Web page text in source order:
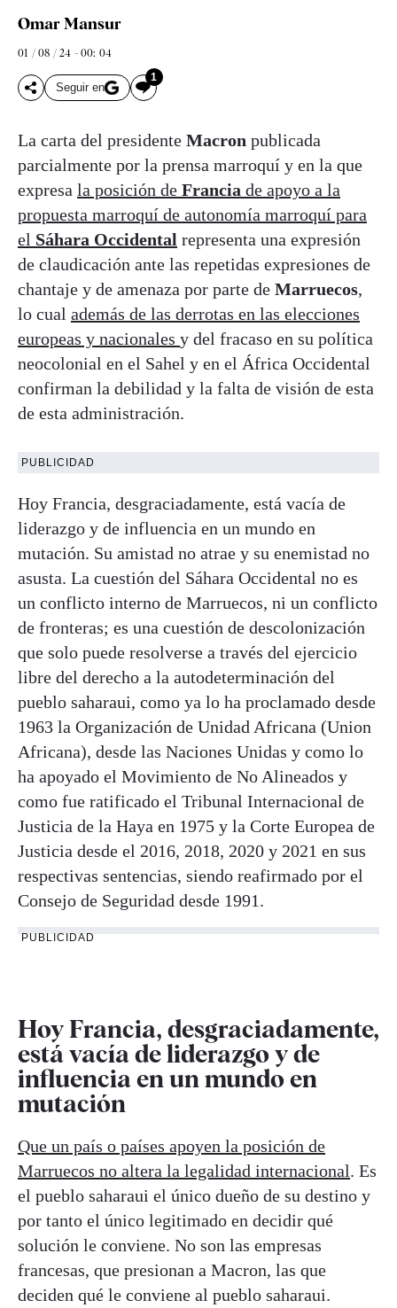
Omar Mansur
01 / 08 / 24 - 00: 04
Seguir en
1
La carta del presidente Macron publicada
parcialmente por la prensa marroquí y en la que
expresa la posición de Francia de apoyo a la
propuesta marroquí de autonomía marroquí para
el Sáhara Occidental representa una expresión
de claudicación ante las repetidas expresiones de
chantaje y de amenaza por parte de Marruecos,
lo cual además de las derrotas en las elecciones
europeas y nacionales y del fracaso en su política
neocolonial en el Sahel y en el África Occidental
confirman la debilidad y la falta de visión de esta
de esta administración.
PUBLICIDAD
Hoy Francia, desgraciadamente, está vacía de
liderazgo y de influencia en un mundo en
mutación. Su amistad no atrae y su enemistad no
asusta. La cuestión del Sáhara Occidental no es
un conflicto interno de Marruecos, ni un conflicto
de fronteras; es una cuestión de descolonización
que solo puede resolverse a través del ejercicio
libre del derecho a la autodeterminación del
pueblo saharaui, como ya lo ha proclamado desde
1963 la Organización de Unidad Africana (Union
Africana), desde las Naciones Unidas y como lo
ha apoyado el Movimiento de No Alineados y
como fue ratificado el Tribunal Internacional de
Justicia de la Haya en 1975 y la Corte Europea de
Justicia desde el 2016, 2018, 2020 y 2021 en sus
respectivas sentencias, siendo reafirmado por el
Consejo de Seguridad desde 1991.
PUBLICIDAD
Hoy Francia, desgraciadamente,
está vacía de liderazgo y de
influencia en un mundo en
mutación
Que un país o países apoyen la posición de
Marruecos no altera la legalidad internacional. Es
el pueblo saharaui el único dueño de su destino y
por tanto el único legitimado en decidir qué
solución le conviene. No son las empresas
francesas, que presionan a Macron, las que
deciden qué le conviene al pueblo saharaui.